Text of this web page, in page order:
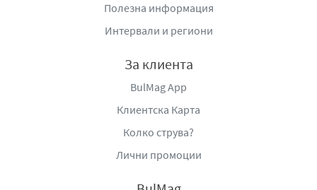
Полезна информация
Интервали и региони
За клиента
BulMag App
Клиентска Карта
Колко струва?
Лични промоции